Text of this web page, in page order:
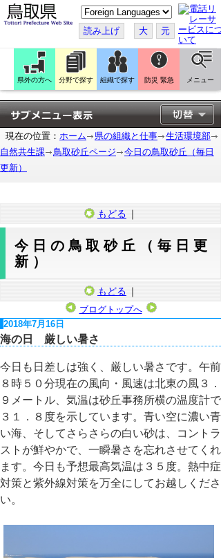
こ
の
ペ
ー
ジ
翻
訳
す
る
読み上げ 大 元
県外の方へ 分野で探す 組織で探す 防災 緊急 メニュー
現在の位置： ホーム 県の組織と仕事
生活環境部
自然共生課
鳥取砂丘ページ
今日の鳥取砂丘（毎日
更新）
もどる ｜
今日の鳥取砂丘（毎日更
新）
もどる ｜
ブログトップへ
2018年7月16日
海の日 厳しい暑さ
今日も日差しは強く、厳しい暑さです。午前
８時５０分現在の風向・風速は北東の風３．
９メートル、気温は砂丘事務所横の温度計で
３１．８度を示しています。青い空に濃い青
い海、そしてさらさらの白い砂は、コントラ
ストが鮮やかで、一瞬暑さを忘れさせてくれ
ます。今日も予想最高気温は３５度。熱中症
対策と紫外線対策を万全にしてお越しくださ
い。